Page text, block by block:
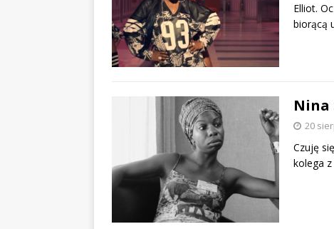
Elliot.
biorącą
Nina
20
Czuję
kolega